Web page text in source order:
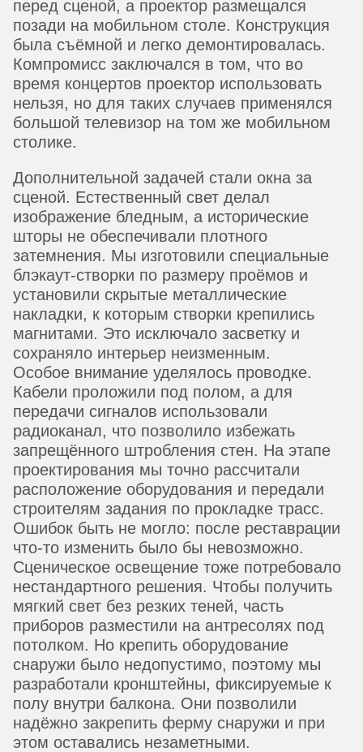
перед сценой, а проектор размещался
позади на мобильном столе. Конструкция
была съёмной и легко демонтировалась.
Компромисс заключался в том, что во
время концертов проектор использовать
нельзя, но для таких случаев применялся
большой телевизор на том же мобильном
столике.
Дополнительной задачей стали окна за
сценой. Естественный свет делал
изображение бледным, а исторические
шторы не обеспечивали плотного
затемнения. Мы изготовили специальные
блэкаут-створки по размеру проёмов и
установили скрытые металлические
накладки, к которым створки крепились
магнитами. Это исключало засветку и
сохраняло интерьер неизменным.
Особое внимание уделялось проводке.
Кабели проложили под полом, а для
передачи сигналов использовали
радиоканал, что позволило избежать
запрещённого штробления стен. На этапе
проектирования мы точно рассчитали
расположение оборудования и передали
строителям задания по прокладке трасс.
Ошибок быть не могло: после реставрации
что-то изменить было бы невозможно.
Сценическое освещение тоже потребовало
нестандартного решения. Чтобы получить
мягкий свет без резких теней, часть
приборов разместили на антресолях под
потолком. Но крепить оборудование
снаружи было недопустимо, поэтому мы
разработали кронштейны, фиксируемые к
полу внутри балкона. Они позволили
надёжно закрепить ферму снаружи и при
этом оставались незаметными.